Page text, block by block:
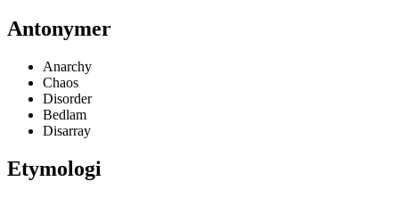
Antonymer
Anarchy
Chaos
Disorder
Bedlam
Disarray
Etymologi